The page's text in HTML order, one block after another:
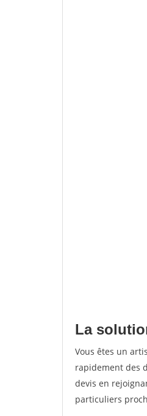
La
Vous êtes un
rapidement des
devis en
particuliers